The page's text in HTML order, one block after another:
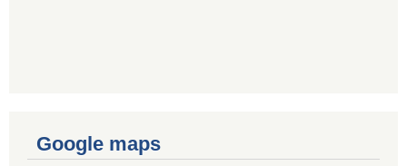
Google maps